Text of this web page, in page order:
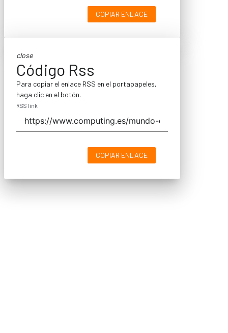
COPIAR ENLACE
close
Código Rss
Para copiar el enlace RSS en el portapapeles,
haga clic en el botón.
RSS link
COPIAR ENLACE